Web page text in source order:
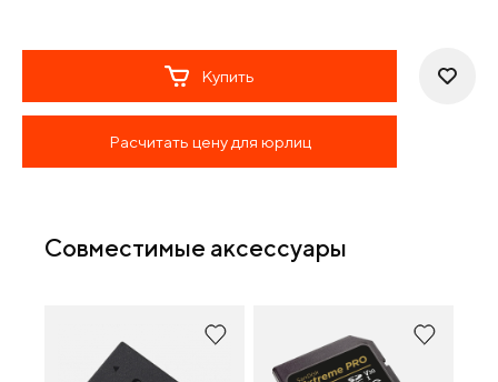
Купить
Расчитать цену для юрлиц
Совместимые аксессуары